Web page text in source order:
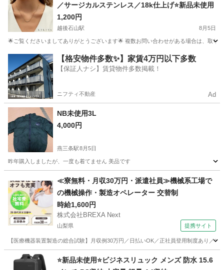
／サージカルステンレス／18k仕上げ⭐️新品未使用
1,200円
越後石山駅 8月5日
🌟ご覧くださいましてありがとうございます🌟 複数お問い合わせがある場合は、取り
新潟市 越後石山駅 アクセサリー
【格安物件多数✨】家賃4万円以下多数
【保証人ナシ】賃貸物件多数掲載！
ニフティ不動産 Ad
NB未使用3L
4,000円
燕三条駅8月5日
昨年購入しましたが、一度も着てません 美品です
燕三条駅 ジャケット
≪寮無料・月収30万円・派遣社員≫機械系工場で
の機械操作・製造オペレーター 交替制
時給1,600円
株式会社BREXA Next
山梨県 提携サイト
【医療機器装置製造の総合試験】月収例30万円／日払いOK／正社員登用制度あり
山梨 その他
⭐️新品未使用⭐️ビジネスリュック メンズ 防水 15.6